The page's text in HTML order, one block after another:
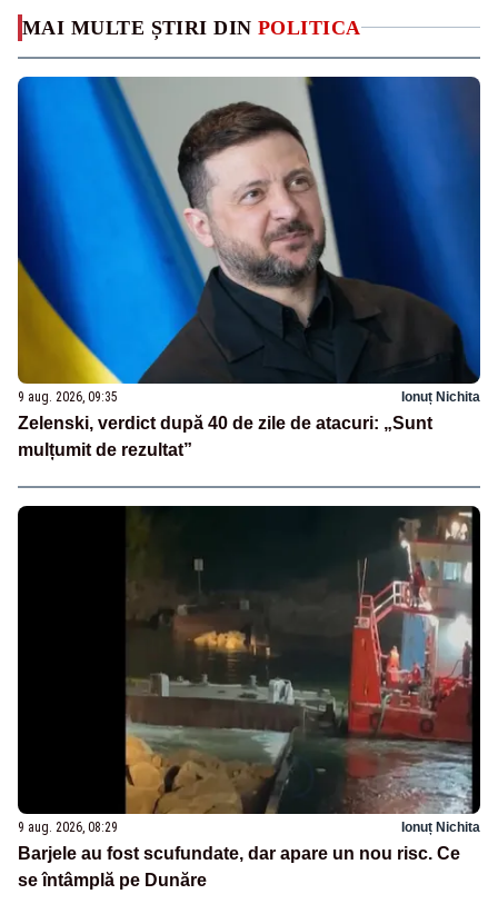
MAI MULTE ȘTIRI DIN POLITICA
9 aug. 2026, 09:35 Ionuț Nichita
Zelenski, verdict după 40 de zile de atacuri: „Sunt
mulțumit de rezultat”
9 aug. 2026, 08:29 Ionuț Nichita
Barjele au fost scufundate, dar apare un nou risc. Ce
se întâmplă pe Dunăre